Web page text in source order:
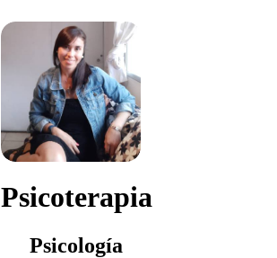
Psicoterapia
Psicología